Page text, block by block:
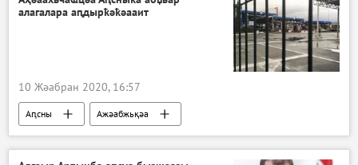
алагалара аԥдырҟәҟәааит
10 Жәабран 2020, 16:57
Аԥсны Ажәабжьқәа